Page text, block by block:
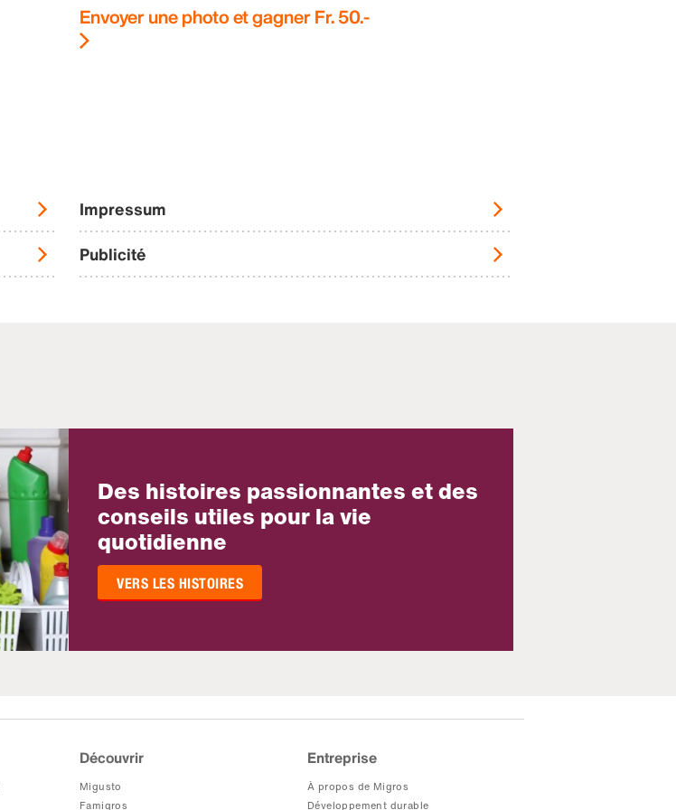
Envoyer une photo et gagner Fr. 50.-
Impressum
Publicité
Des histoires passionnantes et des
conseils utiles pour la vie
quotidienne
VERS LES HISTOIRES
Découvrir
Migusto
Famigros
Entreprise
À propos de Migros
Développement durable